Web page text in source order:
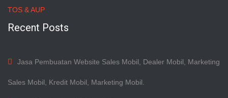
TOS & AUP
Recent Posts
Jasa Pembuatan Website Sales Mobil, Dealer Mobil, Marketing
Sales Mobil, Kredit Mobil, Marketing Mobil.